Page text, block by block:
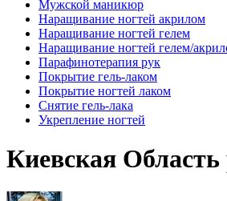
Мужской маникюр
Наращивание ногтей акрилом
Наращивание ногтей гелем
Наращивание ногтей гелем/
Парафинотерапия рук
Покрытие гель-лаком
Покрытие ногтей лаком
Снятие гель-лака
Укрепление ногтей
Киевская